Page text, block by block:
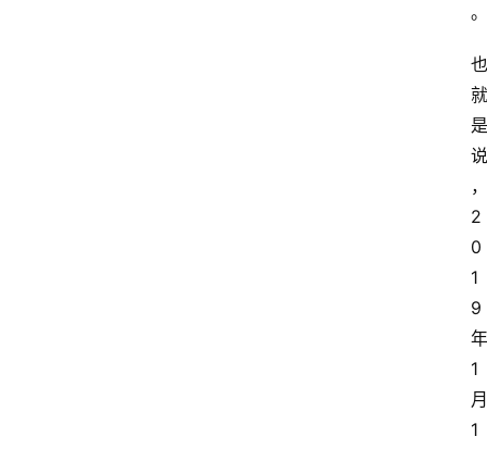
。
也
就
是
说
，
2
0
1
9
年
1
月
1